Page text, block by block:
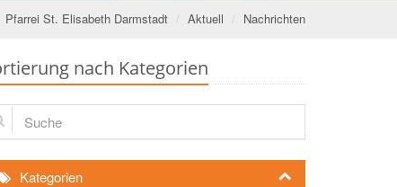
Pfarrei St. Elisabeth Darmstadt Aktuell Nachrichten
nach Kategorien
Kategorien